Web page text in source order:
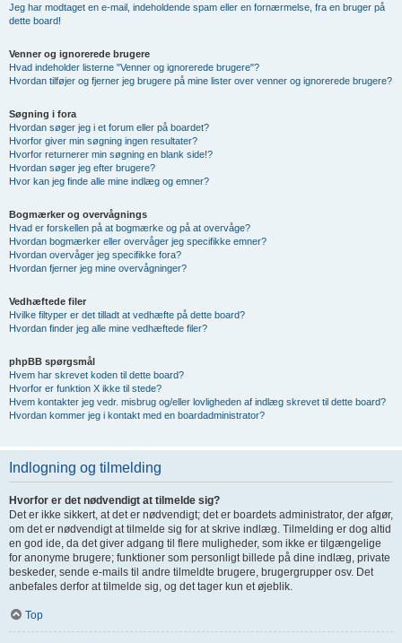
Jeg har modtaget en e-mail, indeholdende spam eller en fornærmelse, fra en bruger på
dette board!
Venner og ignorerede brugere
Hvad indeholder listerne "Venner og ignorerede brugere"?
Hvordan tilføjer og fjerner jeg brugere på mine lister over venner og ignorerede brugere?
Søgning i fora
Hvordan søger jeg i et forum eller på boardet?
Hvorfor giver min søgning ingen resultater?
Hvorfor returnerer min søgning en blank side!?
Hvordan søger jeg efter brugere?
Hvor kan jeg finde alle mine indlæg og emner?
Bogmærker og overvågnings
Hvad er forskellen på at bogmærke og på at overvåge?
Hvordan bogmærker eller overvåger jeg specifikke emner?
Hvordan overvåger jeg specifikke fora?
Hvordan fjerner jeg mine overvågninger?
Vedhæftede filer
Hvilke filtyper er det tilladt at vedhæfte på dette board?
Hvordan finder jeg alle mine vedhæftede filer?
phpBB spørgsmål
Hvem har skrevet koden til dette board?
Hvorfor er funktion X ikke til stede?
Hvem kontakter jeg vedr. misbrug og/eller lovligheden af indlæg skrevet til dette board?
Hvordan kommer jeg i kontakt med en boardadministrator?
Indlogning og tilmelding
Hvorfor er det nødvendigt at tilmelde sig?
Det er ikke sikkert, at det er nødvendigt; det er boardets administrator, der afgør,
om det er nødvendigt at tilmelde sig for at skrive indlæg. Tilmelding er dog altid
en god ide, da det giver adgang til flere muligheder, som ikke er tilgængelige
for anonyme brugere; funktioner som personligt billede på dine indlæg, private
beskeder, sende e-mails til andre tilmeldte brugere, brugergrupper osv. Det
anbefales derfor at tilmelde sig, og det tager kun et øjeblik.
Top